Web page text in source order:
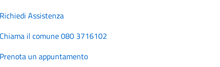
Richiedi Assistenza
Chiama il comune 080 3716102
Prenota un appuntamento